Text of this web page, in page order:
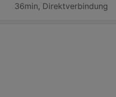
36min, Direktverbindung